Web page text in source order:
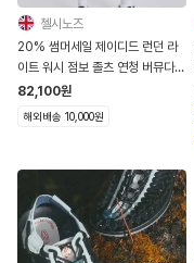
첼시노즈
20% 썸머세일 제이디드 런던 라
이트 워시 점보 졸츠 연청 버뮤다팬
츠 7부 바지 JWL3819
82,100원
해외배송 10,000원